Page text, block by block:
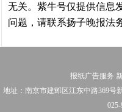
无关。紫牛号仅提供信息
问题，请联系扬子晚报法
报纸广告服务
地址：南京市建邺区江东中路369